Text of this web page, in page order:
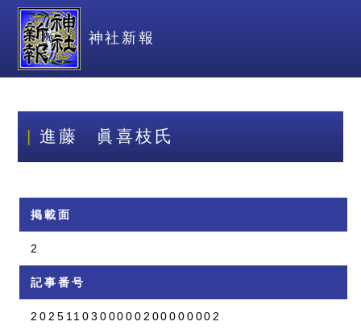
神社新報
進藤 眞喜枝氏
掲載面
2
記事番号
2025110300000200000002